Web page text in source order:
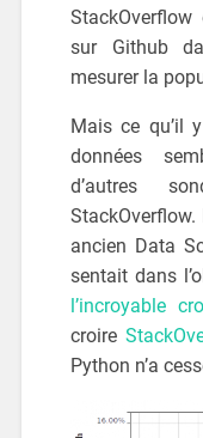
sur Github
mesurer la
Mais ce qu’il
données
d’autres
ancien Data
sentait dans
l’incroyable
croire
Python n’a